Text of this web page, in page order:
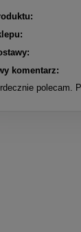
komentarz:
polecam.